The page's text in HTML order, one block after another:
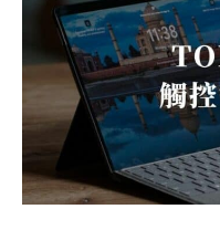
TOP5
觸
控